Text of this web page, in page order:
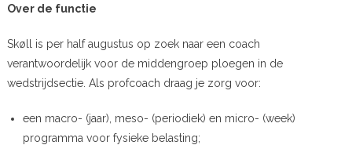
Over de functie
Skøll is per half augustus op zoek naar een coach
verantwoordelijk voor de middengroep ploegen in de
wedstrijdsectie. Als profcoach draag je zorg voor:
een macro- (jaar), meso- (periodiek) en micro- (week)
programma voor fysieke belasting;